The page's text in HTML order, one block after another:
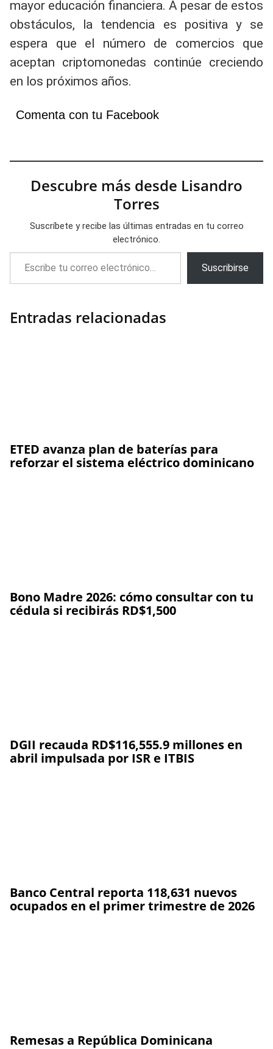
mayor educación financiera. A pesar de estos
obstáculos, la tendencia es positiva y se
espera que el número de comercios que
aceptan criptomonedas continúe creciendo
en los próximos años.
Comenta con tu Facebook
Descubre más desde Lisandro
Torres
Suscríbete y recibe las últimas entradas en tu correo
electrónico.
Escribe tu correo electrónico…
Suscribirse
Entradas relacionadas
ETED avanza plan de baterías para
reforzar el sistema eléctrico dominicano
Bono Madre 2026: cómo consultar con tu
cédula si recibirás RD$1,500
DGII recauda RD$116,555.9 millones en
abril impulsada por ISR e ITBIS
Banco Central reporta 118,631 nuevos
ocupados en el primer trimestre de 2026
Remesas a República Dominicana